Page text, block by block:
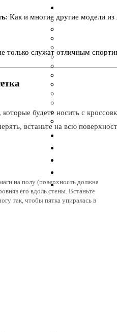
: Как и многие другие модели
только служат отличным
которые будете носить с
встаньте на всю
на полу (поверхность должна
его вдоль стены. Встаньте
так, чтобы пятка упиралась в